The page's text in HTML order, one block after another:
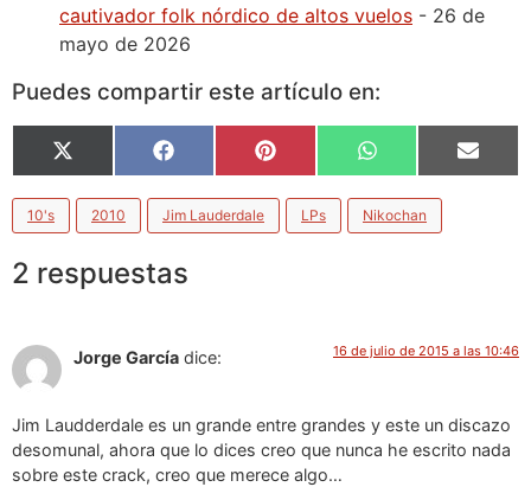
cautivador folk nórdico de altos vuelos - 26 de
mayo de 2026
Puedes compartir este artículo en:
X
(Twitter)
Facebook Pinterest WhatsApp Email
10's 2010 Jim Lauderdale LPs Nikochan
2 respuestas
Jorge García dice: 16 de julio de 2015 a las 10:46
Jim Laudderdale es un grande entre grandes y este un discazo
desomunal, ahora que lo dices creo que nunca he escrito nada
sobre este crack, creo que merece algo…